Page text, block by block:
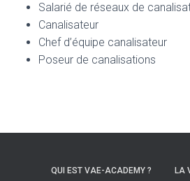
Salarié de réseaux de
Canalisateur
Chef d’équipe canalisateur
Poseur de canalisations
QUI EST VAE-ACADEMY ? LA